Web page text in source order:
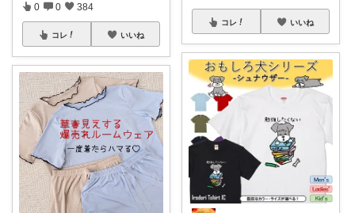
0 0 384
コレ いいね
コレ いいね